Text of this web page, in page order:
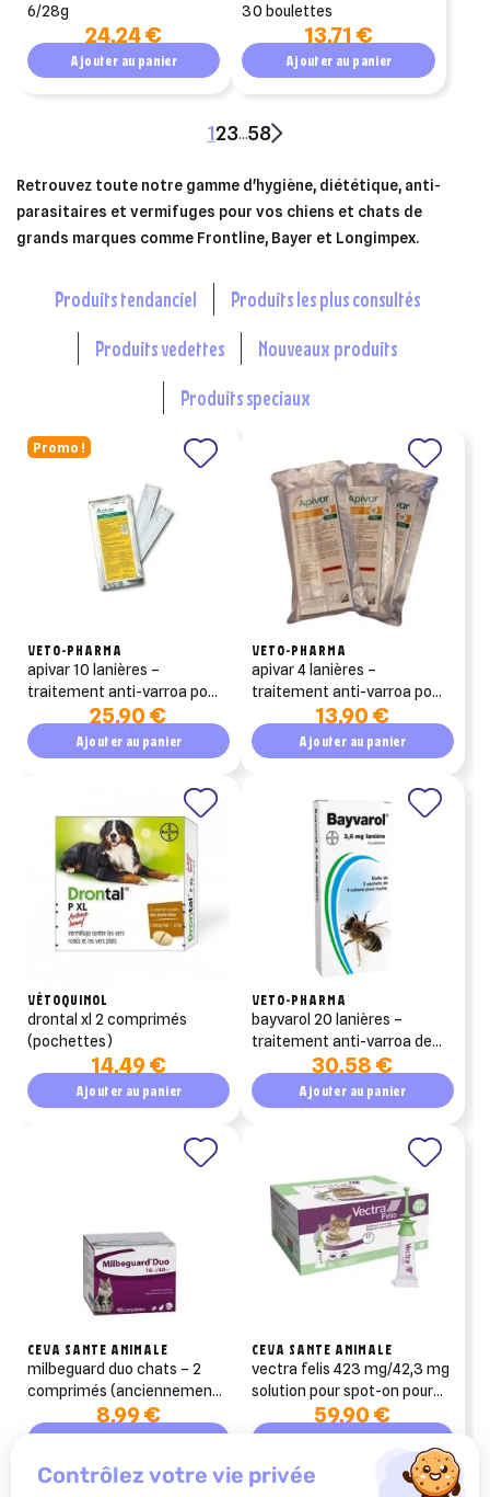
6/28g
24,24 €
Ajouter au panier
30 boulettes
13,71 €
Ajouter au panier
123…58
Retrouvez toute notre gamme d'hygiène, diététique, anti-
parasitaires et vermifuges pour vos chiens et chats de
grands marques comme Frontline, Bayer et Longimpex.
produits tendanciel
produits les plus consultés
produits vedettes
nouveaux produits
produits speciaux
Promo !
VETO-PHARMA
apivar 10 lanières –
traitement anti-varroa pour
ruche (amitraz)
25,90 €
Ajouter au panier
VETO-PHARMA
apivar 4 lanières –
traitement anti-varroa pour
ruche (amitraz)
13,90 €
Ajouter au panier
VÉTOQUINOL
drontal xl 2 comprimés
(pochettes)
14,49 €
Ajouter au panier
VETO-PHARMA
bayvarol 20 lanières –
traitement anti-varroa de
rotation (fluméthrine)
30,58 €
Ajouter au panier
CEVA SANTE ANIMALE
milbeguard duo chats – 2
comprimés (anciennement
milbactor)8,99 €
Ajouter au panier
CEVA SANTE ANIMALE
vectra felis 423 mg/42,3 mg
solution pour spot-on pour
chats 12 pipettes
59,90 €
Ajouter au panier
contrôlez votre vie privée